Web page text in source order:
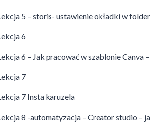
posty w programie Preview?
ustawić okładkę do folderu wyróżnione w
szablon grafik dla siatki postów do
5 – storis- ustawienie okładki w
6
6 – Jak pracować w szablonie Canva
7
7 Insta karuzela
8 -automatyzacja – Creator studio –